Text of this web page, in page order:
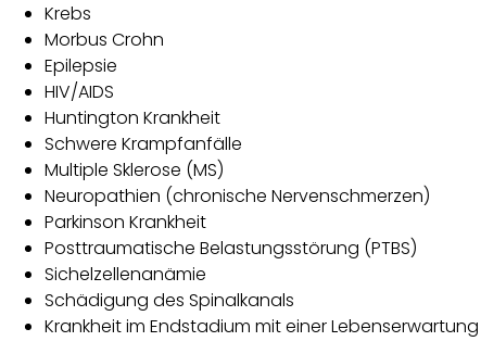
Krebs
Morbus Crohn
Epilepsie
HIV/AIDS
Huntington Krankheit
Schwere Krampfanfälle
Multiple Sklerose (MS)
Neuropathien (chronische Nervenschmerzen)
Parkinson Krankheit
Posttraumatische Belastungsstörung (PTBS)
Sichelzellenanämie
Schädigung des Spinalkanals
Krankheit im Endstadium mit einer